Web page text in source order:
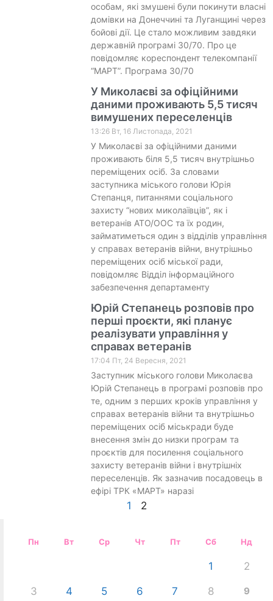
особам, які змушені були покинути власні
домівки на Донеччині та Луганщині через
бойові дії. Це стало можливим завдяки
державній програмі 30/70. Про це
повідомляє кореспондент телекомпанії
“МАРТ”. Програма 30/70
У Миколаєві за офіційними
даними проживають 5,5 тисяч
вимушених переселенців
13:26 Вт, 16 Листопада, 2021
У Миколаєві за офіційними даними
проживають біля 5,5 тисяч внутрішньо
переміщених осіб. За словами
заступника міського голови Юрія
Степанця, питаннями соціального
захисту “нових миколаївців”, як і
ветеранів АТО/ООС та їх родин,
займатиметься один з відділів управління
у справах ветеранів війни, внутрішньо
переміщених осіб міської ради,
повідомляє Відділ інформаційного
забезпечення департаменту
Юрій Степанець розповів про
перші проєкти, які планує
реалізувати управління у
справах ветеранів
17:04 Пт, 24 Вересня, 2021
Заступник міського голови Миколаєва
Юрій Степанець в програмі розповів про
те, одним з перших кроків управління у
справах ветеранів війни та внутрішньо
переміщених осіб міськради буде
внесення змін до низки програм та
проєктів для посилення соціального
захисту ветеранів війни і внутрішніх
переселенців. Як зазначив посадовець в
ефірі ТРК «МАРТ» наразі
1 2
Пн Вт Ср Чт Пт Сб Нд
1 2
3 4 5 6 7 8 9